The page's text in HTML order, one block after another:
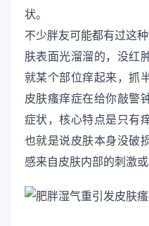
状。
不少胖友可能都有过这
肤表面光溜溜的，没红
就某个部位痒起来，
皮肤瘙痒症在给你敲警
症状，核心特点是只有
也就是说皮肤本身没破
感来自皮肤内部的刺激或